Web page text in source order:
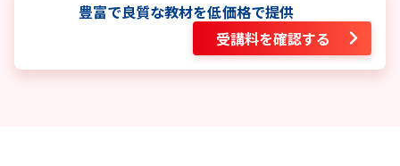
豊富で良質な教材を低価格で提供
受講料を確認する